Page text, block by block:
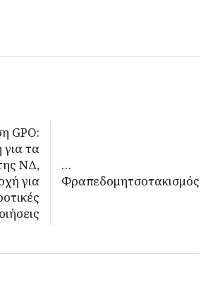
GPO:
τα
ΝΔ,
για
…
Φραπεδομητσοτακισμός